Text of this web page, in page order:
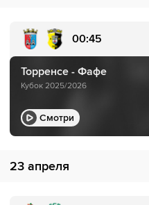
00:45
Торренсе - Фафе
Кубок 2025/2026
Смотри
23 апреля